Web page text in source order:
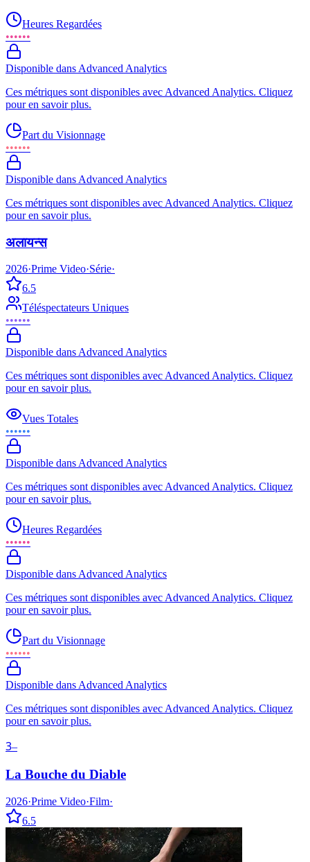
Heures Regardées
••••••
Disponible dans Advanced Analytics
Ces métriques sont disponibles avec Advanced Analytics. Cliquez
pour en savoir plus.
Part du Visionnage
••••••
Disponible dans Advanced Analytics
Ces métriques sont disponibles avec Advanced Analytics. Cliquez
pour en savoir plus.
अलायन्स
2026·Prime Video·Série·
6.5
Téléspectateurs Uniques
••••••
Disponible dans Advanced Analytics
Ces métriques sont disponibles avec Advanced Analytics. Cliquez
pour en savoir plus.
Vues Totales
••••••
Disponible dans Advanced Analytics
Ces métriques sont disponibles avec Advanced Analytics. Cliquez
pour en savoir plus.
Heures Regardées
••••••
Disponible dans Advanced Analytics
Ces métriques sont disponibles avec Advanced Analytics. Cliquez
pour en savoir plus.
Part du Visionnage
••••••
Disponible dans Advanced Analytics
Ces métriques sont disponibles avec Advanced Analytics. Cliquez
pour en savoir plus.
3–
La Bouche du Diable
2026·Prime Video·Film·
6.5